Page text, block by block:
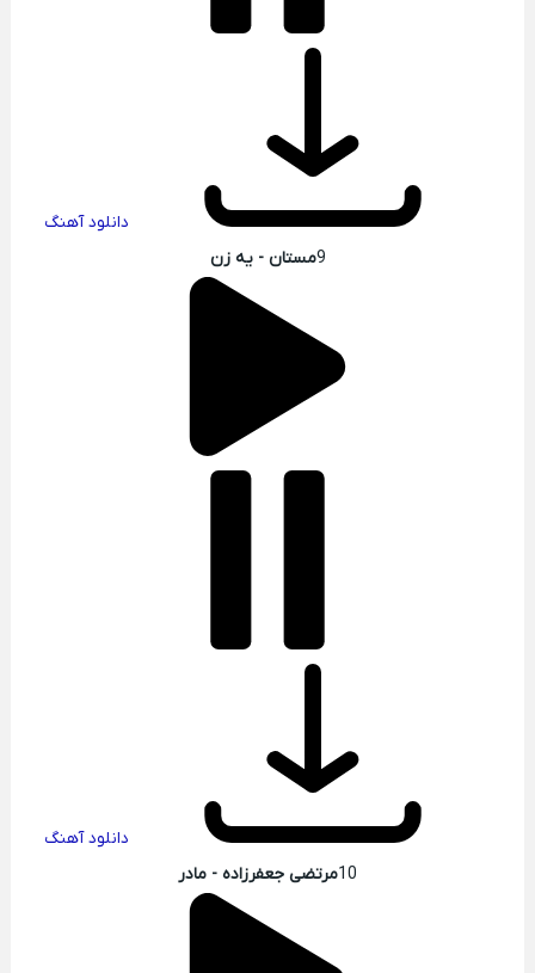
دانلود آهنگ
9مستان - یه زن
دانلود آهنگ
10مرتضی جعفرزاده - مادر